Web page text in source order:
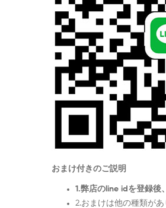
おまけ付きのご説明
1.弊店のline idを登録後
2.おまけは他の種類が